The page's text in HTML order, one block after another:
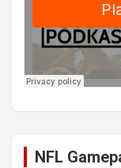
NFL